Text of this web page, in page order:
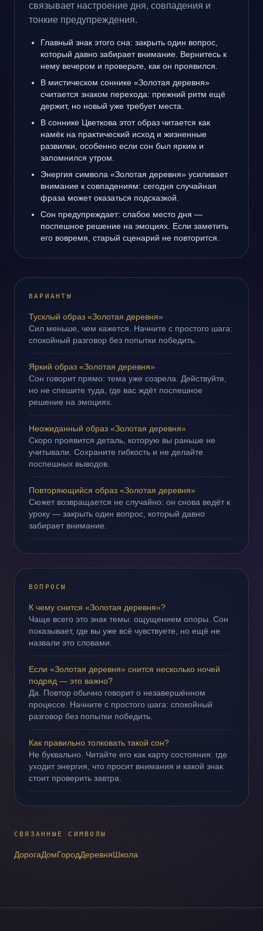
связывает настроение дня, совпадения и
тонкие предупреждения.
Главный знак этого сна: закрыть один вопрос,
который давно забирает внимание. Вернитесь к
нему вечером и проверьте, как он проявился.
В мистическом соннике «Золотая деревня»
считается знаком перехода: прежний ритм ещё
держит, но новый уже требует места.
В соннике Цветкова этот образ читается как
намёк на практический исход и жизненные
развилки, особенно если сон был ярким и
запомнился утром.
Энергия символа «Золотая деревня» усиливает
внимание к совпадениям: сегодня случайная
фраза может оказаться подсказкой.
Сон предупреждает: слабое место дня —
поспешное решение на эмоциях. Если заметить
его вовремя, старый сценарий не повторится.
ВАРИАНТЫ
Тусклый образ «Золотая деревня»
Сил меньше, чем кажется. Начните с простого шага:
спокойный разговор без попытки победить.
Яркий образ «Золотая деревня»
Сон говорит прямо: тема уже созрела. Действуйте,
но не спешите туда, где вас ждёт поспешное
решение на эмоциях.
Неожиданный образ «Золотая деревня»
Скоро проявится деталь, которую вы раньше не
учитывали. Сохраните гибкость и не делайте
поспешных выводов.
Повторяющийся образ «Золотая деревня»
Сюжет возвращается не случайно: он снова ведёт к
уроку — закрыть один вопрос, который давно
забирает внимание.
ВОПРОСЫ
К чему снится «Золотая деревня»?
Чаще всего это знак темы: ощущением опоры. Сон
показывает, где вы уже всё чувствуете, но ещё не
назвали это словами.
Если «Золотая деревня» снится несколько ночей
подряд — это важно?
Да. Повтор обычно говорит о незавершённом
процессе. Начните с простого шага: спокойный
разговор без попытки победить.
Как правильно толковать такой сон?
Не буквально. Читайте его как карту состояния: где
уходит энергия, что просит внимания и какой знак
стоит проверить завтра.
СВЯЗАННЫЕ СИМВОЛЫ
ДорогаДомГородДеревняШкола